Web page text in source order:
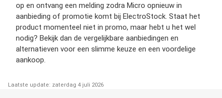
op en ontvang een melding zodra Micro opnieuw in
aanbieding of promotie komt bij ElectroStock. Staat het
product momenteel niet in promo, maar hebt u het wel
nodig? Bekijk dan de vergelijkbare aanbiedingen en
alternatieven voor een slimme keuze en een voordelige
aankoop.
Laatste update: zaterdag 4 juli 2026